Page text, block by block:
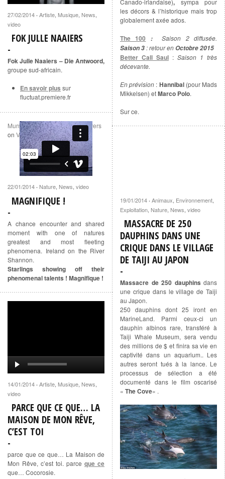
Canado-irlandaise), sympa pour
les décors & l’historique mais trop
globalement axée ados.
The 100 :Saison 2 diffusée.
Saison 3: retour enOctobre 2015
Better Call Saul : Saison 1 très
décevante.
En prévision : Hannibal(pour Mads
Mikkelsen) etMarco Polo.
Sur ce.
27/02/2014 · Artiste, Musique, News,
video
FOK JULLE NAAIERS
Fok Julle Naaiers – Die Antwoord,
groupe sud-africain.
En savoir plus sur
fluctuat.premiere.fr
MurmurationfromIslands & Rivers
on Vimeo.
22/01/2014 · Nature, News, video
MAGNIFIQUE !
A chance encounter and shared
moment with one of natures
greatest and most fleeting
phenomena. Ireland on the River
Shannon.
Starlings showing off their
phenomenal talents ! Magnifique !
19/01/2014 · Animaux, Environnement,
Exploitation, Nature, News, video
MASSACRE DE 250
DAUPHINS DANS UNE
CRIQUE DANS LE VILLAGE
DE TAIJI AU JAPON
Massacre de 250 dauphins dans
une crique dans le village de Taiji
au Japon.
250 dauphins dont 25 iront en
MarineLand. Parmi ceux-ci un
dauphin albinos rare, transféré à
Taiji Whale Museum, sera vendu
des millions de $ et finira sa vie en
captivité dans un aquarium.. Les
autres seront tués à la lance. Le
processus de sélection a été
documenté dans le film oscarisé
« The Cove« .
14/01/2014 · Artiste, Musique, News,
video
PARCE QUE CE QUE… LA
MAISON DE MON RÊVE,
C’EST TOI
parce que ce que… La Maison de
Mon Rêve, c’est toi. parce que ce
que… Cocorosie.